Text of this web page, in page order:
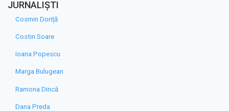
JURNALIȘTI
Cosmin Doriță
Costin Soare
Ioana Popescu
Marga Bulugean
Ramona Dincă
Dana Preda